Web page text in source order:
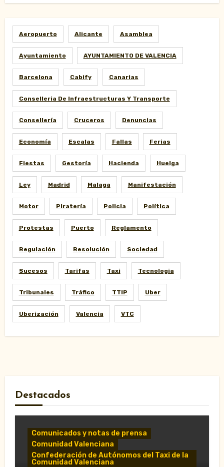
Aeropuerto Alicante Asamblea
Ayuntamiento AYUNTAMIENTO DE VALENCIA
Barcelona Cabify Canarias
Conselleria De Infraestructuras Y Transporte
Consellería Cruceros Denuncias
Economía Escalas Fallas Ferias
Fiestas Gestoría Hacienda Huelga
Ley Madrid Malaga Manifestación
Motor Piratería Policia Política
Protestas Puerto Reglamento
Regulación Resolución Sociedad
Sucesos Tarifas Taxi Tecnologia
Tribunales Tráfico TTIP Uber
Uberización Valencia VTC
Destacados
Comunicados y notas de prensa
Comunidad Valenciana
Confederación de Autónomos del Taxi de la
Comunidad Valenciana